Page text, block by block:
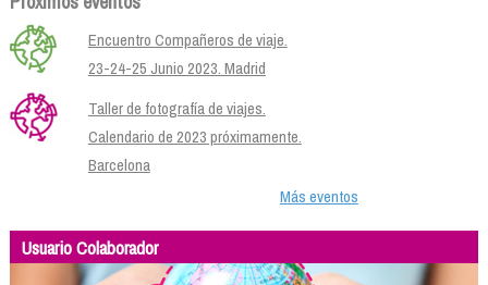
Encuentro Compañeros de viaje.
23-24-25 Junio 2023. Madrid
Taller de fotografía de viajes.
Calendario de 2023 próximamente.
Barcelona
Más eventos
Usuario Colaborador